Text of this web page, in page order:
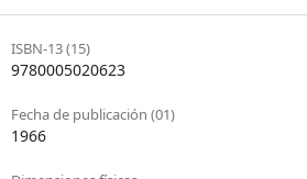
ISBN-13 (15)
9780005020623
Fecha de publicación (01)
1966